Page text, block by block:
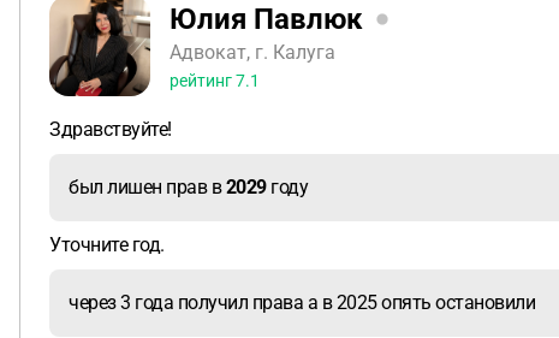
Юлия Павлюк
Адвокат, г. Калуга
рейтинг7.1
Здравствуйте!
был лишен прав в2029году
Уточните год.
через 3 года получил права а в 2025 опять остановили